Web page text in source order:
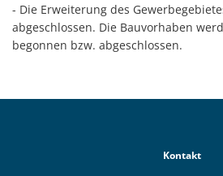
- Die Erweiterung des
abgeschlossen. Die Bauvorhaben
begonnen bzw. abgeschlossen.
Kontakt